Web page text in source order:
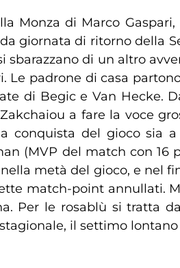
Monza di Marco
giornata di ritorno della
di un altro
Le padrone di casa
di Begic e Van Hecke.
a fare la voce
del gioco sia
(MVP del match con
metà del gioco, e nel
match-point annullati.
Per le rosablù si tratta
il settimo lontano